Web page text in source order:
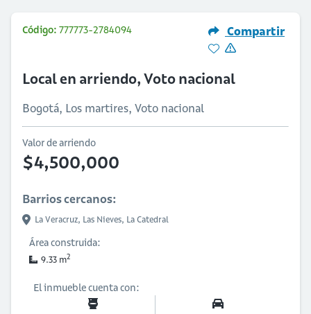
Código: 777773-2784094 Compartir
Local en arriendo, Voto nacional
Bogotá, Los martires, Voto nacional
Valor de arriendo
$4,500,000
Barrios cercanos:
La Veracruz, Las Nieves, La Catedral
Área construida:
9.33 m2
El inmueble cuenta con: